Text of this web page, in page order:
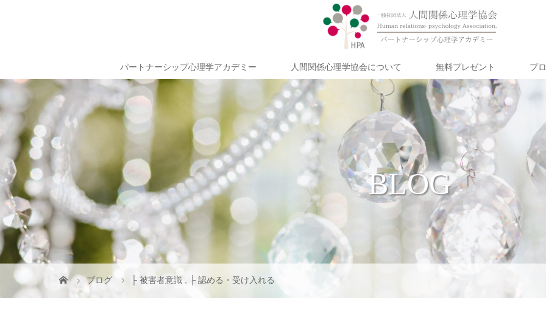
パートナーシップ心理学アカデミー 人間関係心理学協会について 無料プレゼント プ
BLOG
ブログ ├ 被害者意識 ├ 認める・受け入れる